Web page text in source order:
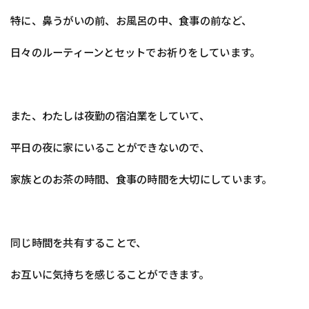
特に、鼻うがいの前、お風呂の中、食事の前など、
日々のルーティーンとセットでお祈りをしています。
また、わたしは夜勤の宿泊業をしていて、
平日の夜に家にいることができないので、
家族とのお茶の時間、食事の時間を大切にしています。
同じ時間を共有することで、
お互いに気持ちを感じることができます。